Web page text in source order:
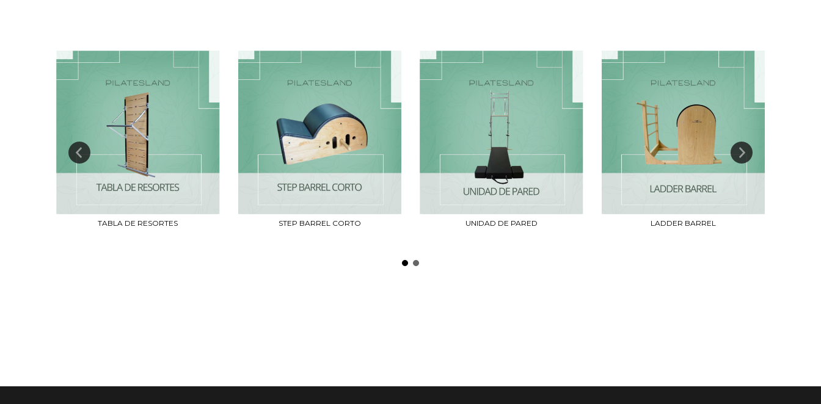
TABLA DE RESORTES STEP BARREL CORTO UNIDAD DE PARED LADDER BARREL